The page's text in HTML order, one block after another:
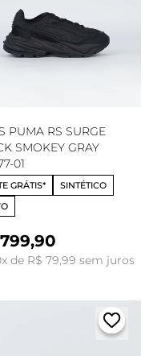
PUMA RS SURGE
SMOKEY GRAY
01
GRÁTIS*
SINTÉTICO
de R$ 79,99 sem juros